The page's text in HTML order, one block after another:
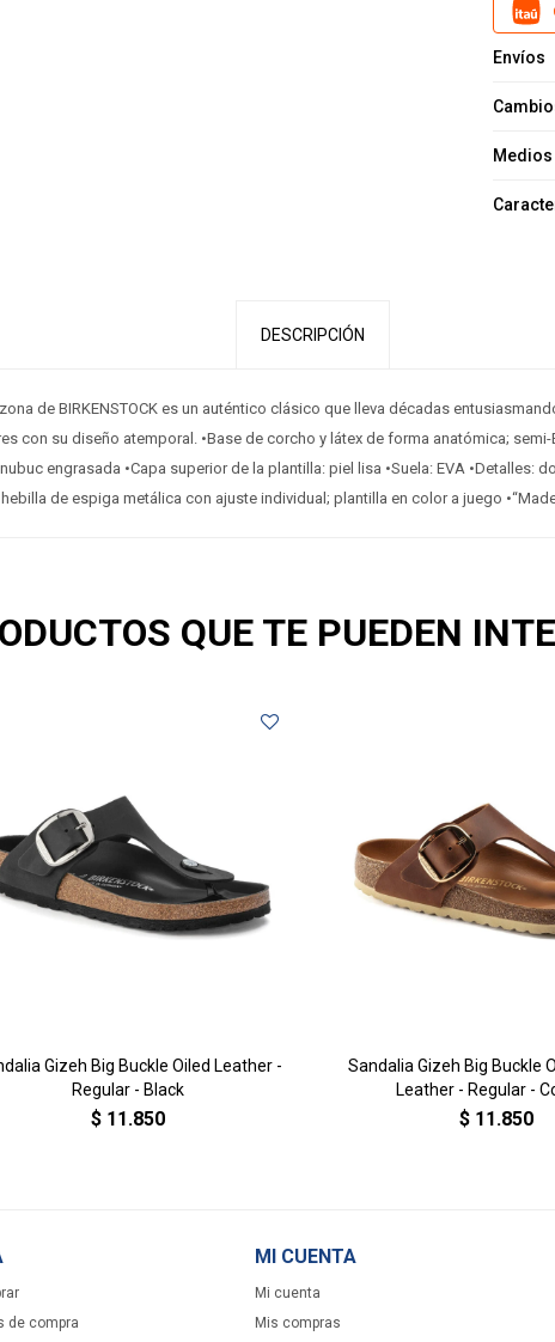
Envíos
DESCRIPCIÓN
de BIRKENSTOCK es un auténtico clásico que lleva décadas
con su diseño atemporal. •Base de corcho y látex de forma anatómica; semi-
engrasada •Capa superior de la plantilla: piel lisa •Suela: EVA •Detalles:
de espiga metálica con ajuste individual; plantilla en color a juego
QUE TE PUEDEN
Gizeh Big Buckle Oiled Leather -
Regular - Black
$ 11.850
Sandalia Gizeh Big Buckle
Leather - Regular -
$ 11.850
de compra
MI CUENTA
Mi cuenta
Mis compras